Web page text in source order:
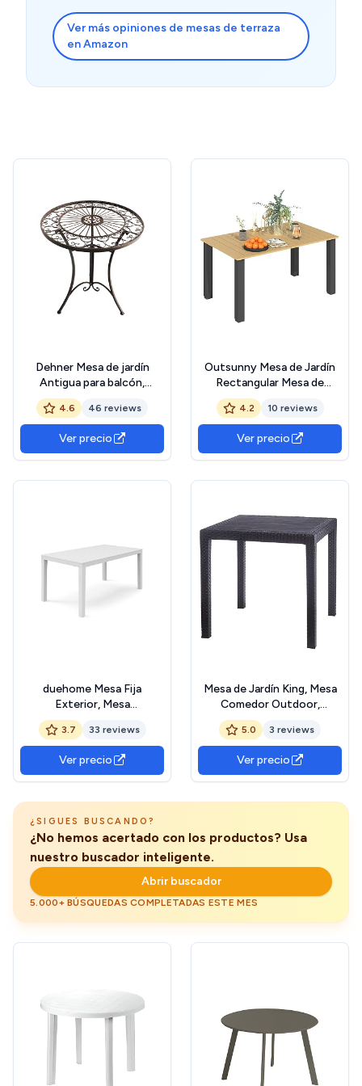
Ver más opiniones de mesas de terraza
en Amazon
Dehner Mesa de jardín
Antigua para balcón,
Resistente a la Intemperie,
para Interior y Exterior,
Aprox. 61 cm de diámetro,
72 cm de Altura, Hierro,
marrón Oscuro
4.6 46 reviews
Ver precio
Outsunny Mesa de Jardín
Rectangular Mesa de
Terraza Exterior
150x90x73 cm con Patas
de Acero Orificio para
Sombrilla y Diseño de
Listones Carga 70 kg para
4.2 10 reviews
Ver precio
duehome Mesa Fija
Exterior, Mesa
Polipropileno, Mesa
Comedor Outdoor, Modelo
Ohana, Acabado en Blanco,
Medidas: 138 cm (Largo) x
78 cm (Ancho) x 72 cm
3.7 33 reviews
Ver precio
Mesa de Jardín King, Mesa
Comedor Outdoor,
Acabado en Antracita, Uso
Exterior, Cuadrada 79 x 79
x 72 cm de Alto
5.0 3 reviews
Ver precio
¿SIGUES BUSCANDO?
¿No hemos acertado con los productos? Usa
nuestro buscador inteligente.
Abrir buscador
5.000+ BÚSQUEDAS COMPLETADAS ESTE MES